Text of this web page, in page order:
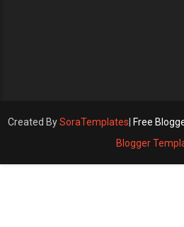
Created BySoraTemplates Free
Blogger